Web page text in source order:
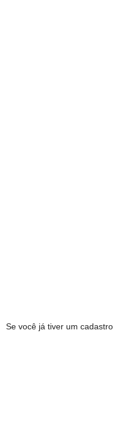
Se você já tiver um